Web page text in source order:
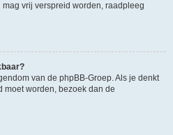
vrij verspreid worden, raadpleeg
van de phpBB-Groep. Als je denkt
moet worden, bezoek dan de